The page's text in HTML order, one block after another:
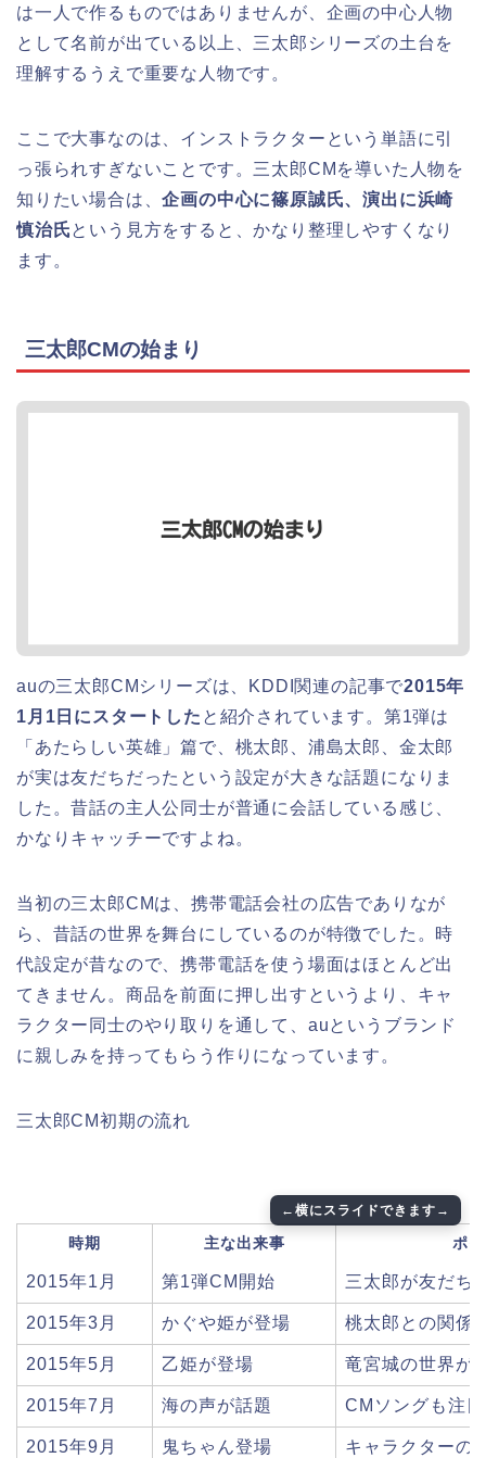
は一人で作るものではありませんが、企画の中心人物
として名前が出ている以上、三太郎シリーズの土台を
理解するうえで重要な人物です。
ここで大事なのは、インストラクターという単語に引
っ張られすぎないことです。三太郎CMを導いた人物を
知りたい場合は、企画の中心に篠原誠氏、演出に浜崎
慎治氏という見方をすると、かなり整理しやすくなり
ます。
三太郎CMの始まり
auの三太郎CMシリーズは、KDDI関連の記事で2015年
1月1日にスタートした と紹介されています。第1弾は
「あたらしい英雄」篇で、桃太郎、浦島太郎、金太郎
が実は友だちだったという設定が大きな話題になりま
した。昔話の主人公同士が普通に会話している感じ、
かなりキャッチーですよね。
当初の三太郎CMは、携帯電話会社の広告でありなが
ら、昔話の世界を舞台にしているのが特徴でした。時
代設定が昔なので、携帯電話を使う場面はほとんど出
てきません。商品を前面に押し出すというより、キャ
ラクター同士のやり取りを通して、auというブランド
に親しみを持ってもらう作りになっています。
三太郎CM初期の流れ
時期 主な出来事 ポ
2015年1月 第1弾CM開始 三太郎が友だち
2015年3月 かぐや姫が登場 桃太郎との関係
2015年5月 乙姫が登場 竜宮城の世界が
2015年7月 海の声が話題 CMソングも注
2015年9月 鬼ちゃん登場 キャラクターの